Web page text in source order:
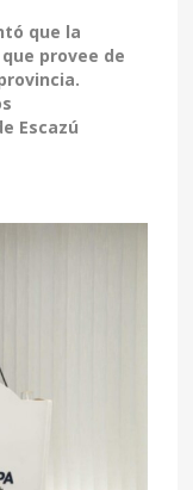
que la
provee de
Escazú